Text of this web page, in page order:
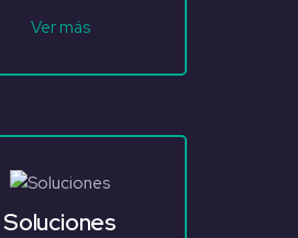
Ver más
Soluciones